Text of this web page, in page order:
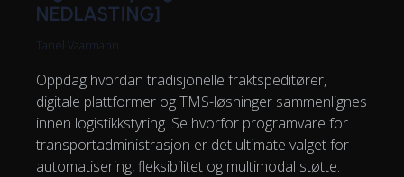
NEDLASTING]
Tanel Vaarmann
Oppdag hvordan tradisjonelle fraktspeditører,
digitale plattformer og TMS-løsninger sammenlignes
innen logistikkstyring. Se hvorfor programvare for
transportadministrasjon er det ultimate valget for
automatisering, fleksibilitet og multimodal støtte.